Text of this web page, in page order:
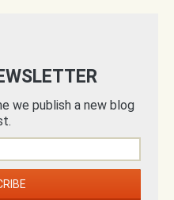
we publish a new blog